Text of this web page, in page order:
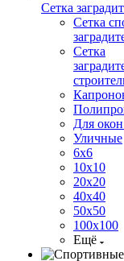
Сетка
Сетка
Сетка
Для
Уличные
6х6
10х10
20х20
40х40
50х50
100х100
Ещё